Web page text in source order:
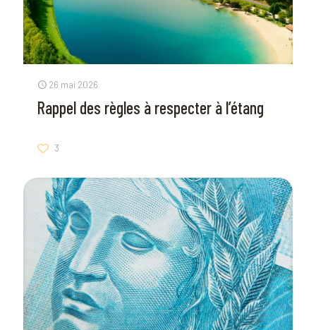
26 mai 2026
Rappel des règles à respecter à l’étang
3